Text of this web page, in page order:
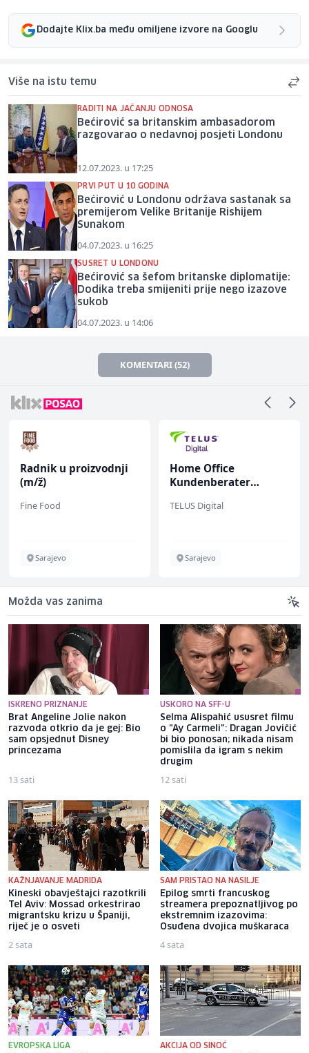
Dodajte Klix.ba među omiljene izvore na Googlu
Više na istu temu
RADITI NA JAČANJU ODNOSA
Bećirović sa britanskim ambasadorom
razgovarao o nedavnoj posjeti Londonu
12.07.2023. u 17:25
PRVI PUT U 10 GODINA
Bećirović u Londonu održava sastanak sa
premijerom Velike Britanije Rishijem
Sunakom
04.07.2023. u 16:25
SUSRET U LONDONU
Bećirović sa šefom britanske diplomatije:
Dodika treba smijeniti prije nego izazove
sukob
04.07.2023. u 14:06
KOMENTARI (52)
Radnik u proizvodnji
(m/ž)
Fine Food
Sarajevo
Home Office
Kundenberater
TELUS Digital
Sarajevo
Možda vas zanima
ISKRENO PRIZNANJE
Brat Angeline Jolie nakon
razvoda otkrio da je gej: Bio
sam opsjednut Disney
princezama
13 sati
USKORO NA SFF-U
Selma Alispahić ususret filmu
o "Ay Carmeli": Dragan Jovičić
bi bio ponosan; nikada nisam
pomislila da igram s nekim
drugim
12 sati
KAŽNJAVANJE MADRIDA
Kineski obavještajci razotkrili
Tel Aviv: Mossad orkestrirao
migrantsku krizu u Španiji,
riječ je o osveti
2 sata
SAM PRISTAO NA NASILJE
Epilog smrti francuskog
streamera prepoznatljivog po
ekstremnim izazovima:
Osuđena dvojica muškaraca
4 sata
EVROPSKA LIGA AKCIJA OD SINOĆ